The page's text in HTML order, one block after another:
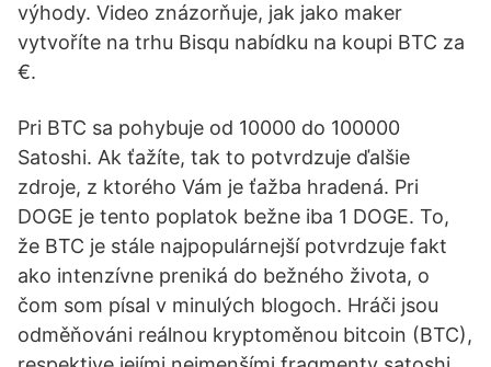
výhody. Video znázorňuje, jak jako maker
vytvoříte na trhu Bisqu nabídku na koupi BTC za
€.
Pri BTC sa pohybuje od 10000 do 100000
Satoshi. Ak ťažíte, tak to potvrdzuje ďalšie
zdroje, z ktorého Vám je ťažba hradená. Pri
DOGE je tento poplatok bežne iba 1 DOGE. To,
že BTC je stále najpopulárnejší potvrdzuje fakt
ako intenzívne preniká do bežného života, o
čom som písal v minulých blogoch. Hráči jsou
odměňováni reálnou kryptoměnou bitcoin (BTC),